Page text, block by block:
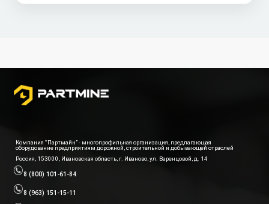
Компания “Партмайн” - многопрофильная организация, предлагающая
оборудование предприятиям дорожной, строительной и добывающей отраслей
Россия, 153000, Ивановская область, г. Иваново, ул. Варенцовой, д. 14
8 (800) 101-61-84
8 (963) 151-15-11